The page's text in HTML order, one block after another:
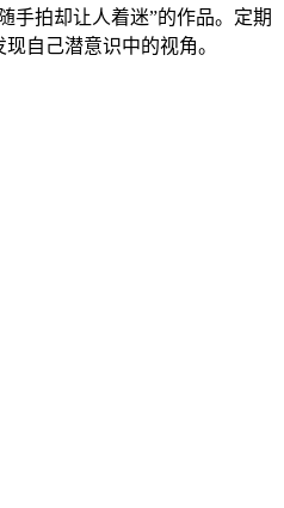
手拍却让人着迷”的作品。定期
自己潜意识中的视角。